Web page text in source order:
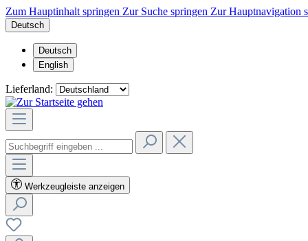
Zum Hauptinhalt springen Zur Suche springen Zur Hauptnavigation
Deutsch
Deutsch
English
Lieferland:
Werkzeugleiste anzeigen